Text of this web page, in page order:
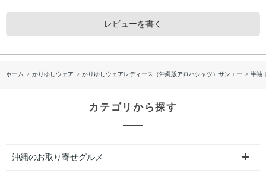
レビューを書く
ホーム > かりゆしウェア > かりゆしウェアレディース（沖縄版アロハシャツ）サンエー > 半袖
カテゴリから探す
沖縄のお取り寄せグルメ